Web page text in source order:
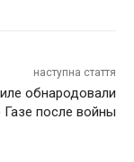
наступна стаття
обнародовали
после войны